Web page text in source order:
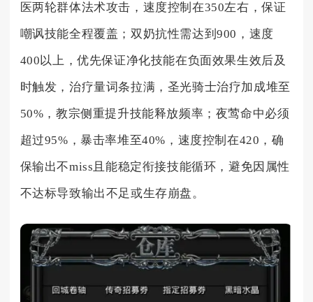
医两轮群体法术攻击，速度控制在350左右，保证
嘲讽技能全程覆盖；双奶抗性需达到900，速度
400以上，优先保证净化技能在负面效果生效后及
时触发，治疗量词条拉满，圣光骑士治疗加成堆至
50%，教宗侧重提升技能释放频率；夜莺命中必须
超过95%，暴击率堆至40%，速度控制在420，确
保输出不miss且能稳定衔接技能循环，避免因属性
不达标导致输出不足或生存崩盘。